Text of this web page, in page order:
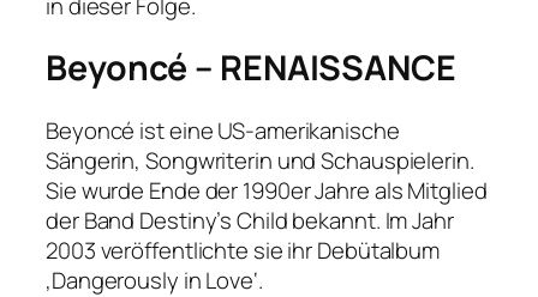
Beyoncé – RENAISSANCE
Beyoncé ist eine US-amerikanische
Sängerin, Songwriterin und Schauspielerin.
Sie wurde Ende der 1990er Jahre als Mitglied
der Band Destiny’s Child bekannt. Im Jahr
2003 veröffentlichte sie ihr Debütalbum
‚Dangerously in Love‘.